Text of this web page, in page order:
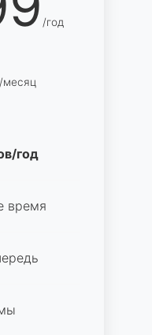
/год
/месяц
год
время